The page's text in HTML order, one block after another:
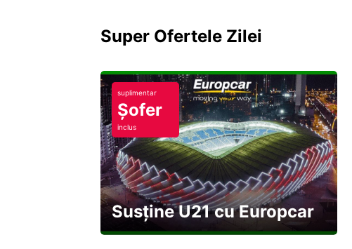
Super Ofertele Zilei
suplimentar
Șofer
inclus
Susține U21 cu Europcar